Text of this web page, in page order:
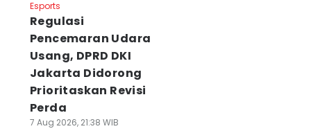
Esports
Regulasi
Pencemaran Udara
Usang, DPRD DKI
Jakarta Didorong
Prioritaskan Revisi
Perda
7 Aug 2026, 21:38 WIB